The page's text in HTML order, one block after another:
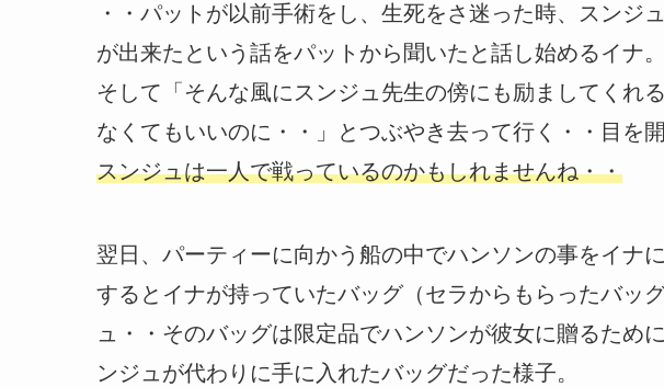
・・パットが以前手術をし、生死をさ迷った時、スンジ
が出来たという話をパットから聞いたと話し始めるイナ。
そして「そんな風にスンジュ先生の傍にも励ましてくれ
なくてもいいのに・・」とつぶやき去って行く・・目を
スンジュは一人で戦っているのかもしれませんね・・
翌日、パーティーに向かう船の中でハンソンの事をイナ
するとイナが持っていたバッグ（セラからもらったバッ
ュ・・そのバッグは限定品でハンソンが彼女に贈るため
ンジュが代わりに手に入れたバッグだった様子。